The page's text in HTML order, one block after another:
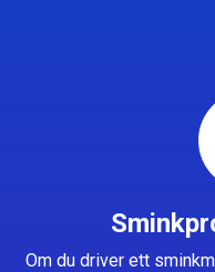
Om du driver ett